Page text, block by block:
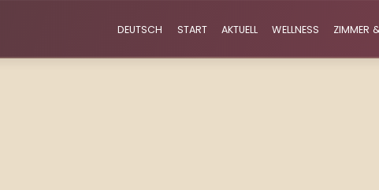
DEUTSCH START AKTUELL WELLNESS ZIMMER